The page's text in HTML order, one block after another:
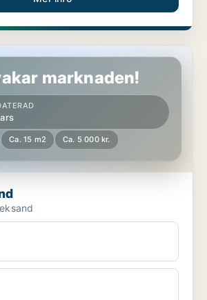
marknaden!
Ca. 15 m2 Ca. 5 000 kr.